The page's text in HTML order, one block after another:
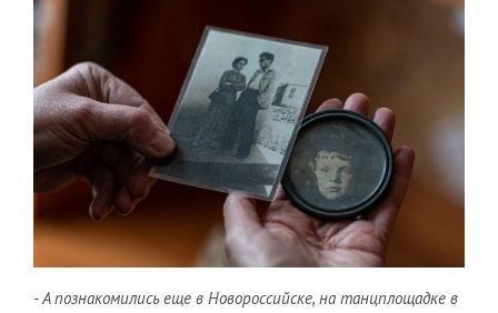
- А познакомились еще в Новороссийске, на танцплощадке в